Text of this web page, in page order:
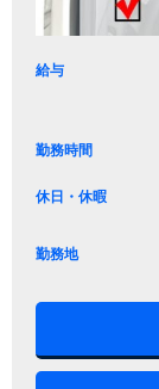
給与
勤務時間
休日・休暇
勤務地